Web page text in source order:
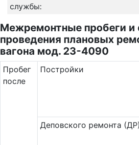
службы:
Межремонтные пробеги и
проведения плановых
вагона мод. 23-4090
Пробег
после
Постройки
Деповского ремонта (ДР)